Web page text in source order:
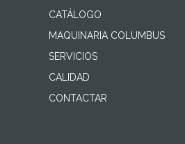
CATÁLOGO
MAQUINARIA COLUMBUS
SERVICIOS
CALIDAD
CONTACTAR